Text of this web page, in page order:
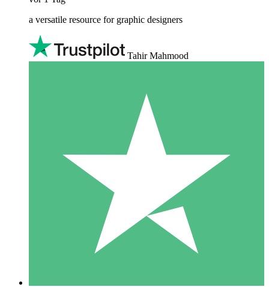
a versatile resource for graphic designers
Tahir Mahmood